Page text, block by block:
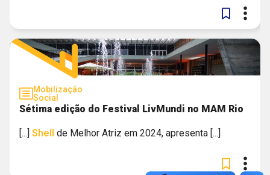
Mobilização
Social
Sétima edição do Festival LivMundi no MAM Rio
[...] Shell de Melhor Atriz em 2024, apresenta [...]